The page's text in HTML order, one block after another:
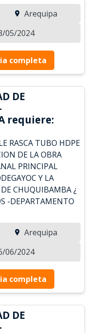
Arequipa
05/2024
completa
DE
requiere:
RASCA TUBO HDPE
DE LA OBRA
PRINCIPAL
Y LA
CHUQUIBAMBA ¿
-DEPARTAMENTO
Arequipa
06/2024
completa
DE